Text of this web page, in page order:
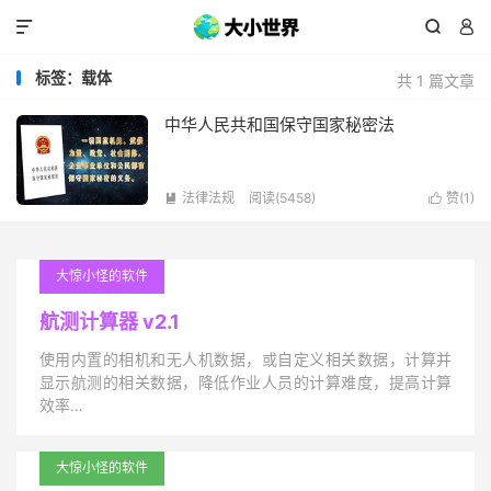
 

共 1 篇文章
标签：载体
中华人民共和国保守国家秘密法
 赞(1 )
 法律法规 阅读(5458)
大惊小怪的软件
航测计算器 v2.1
使用内置的相机和无人机数据，或自定义相关数据，计算并
显示航测的相关数据，降低作业人员的计算难度，提高计算
效率…
大惊小怪的软件